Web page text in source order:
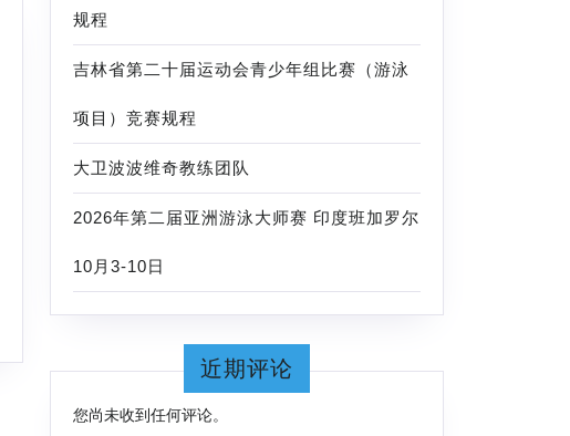
规程
吉林省第二十届运动会青少年组比赛（游泳
项目）竞赛规程
大卫波波维奇教练团队
2026年第二届亚洲游泳大师赛 印度班加罗尔
10月3-10日
近期评论
您尚未收到任何评论。